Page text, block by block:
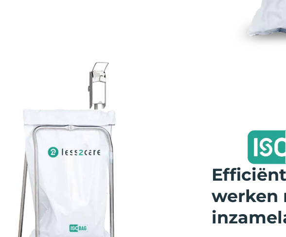
werken